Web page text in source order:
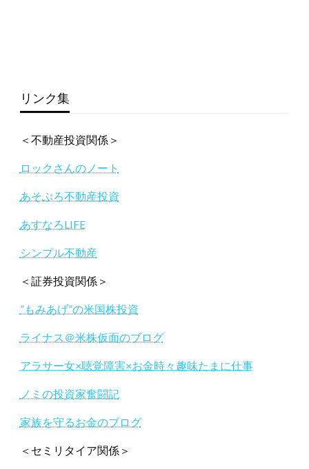
リンク集
＜不動産投資関係＞
ロックさんのノート
あそぶろ不動産投資
あすなろLIFE
シンプル不動産
＜証券投資関係＞
”もみあげ”の米国株投資
ライナス＠米株仮面のブログ
アラサー女×聴覚障害×お金時々趣味たまに仕事
ノミの投資家奮闘記
家族を守るお金のブログ
＜セミリタイア関係＞